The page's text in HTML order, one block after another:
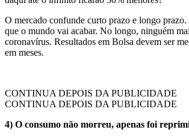
O mercado confunde curto prazo e longo
que o mundo vai acabar. No longo, ninguém
coronavírus. Resultados em Bolsa devem ser
em meses.
CONTINUA DEPOIS DA PUBLICIDADE
CONTINUA DEPOIS DA PUBLICIDADE
4) O consumo não morreu, apenas foi